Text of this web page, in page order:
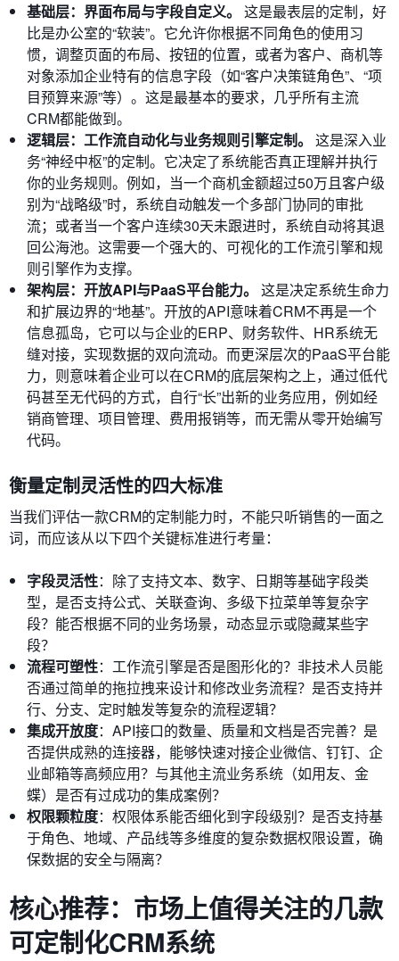
基础层：界面布局与字段自定义。 这是最表层的定制，好
比是办公室的“软装”。它允许你根据不同角色的使用习
惯，调整页面的布局、按钮的位置，或者为客户、商机等
对象添加企业特有的信息字段（如“客户决策链角色”、“项
目预算来源”等）。这是最基本的要求，几乎所有主流
CRM都能做到。
逻辑层：工作流自动化与业务规则引擎定制。 这是深入业
务“神经中枢”的定制。它决定了系统能否真正理解并执行
你的业务规则。例如，当一个商机金额超过50万且客户级
别为“战略级”时，系统自动触发一个多部门协同的审批
流；或者当一个客户连续30天未跟进时，系统自动将其退
回公海池。这需要一个强大的、可视化的工作流引擎和规
则引擎作为支撑。
架构层：开放API与PaaS平台能力。 这是决定系统生命力
和扩展边界的“地基”。开放的API意味着CRM不再是一个
信息孤岛，它可以与企业的ERP、财务软件、HR系统无
缝对接，实现数据的双向流动。而更深层次的PaaS平台能
力，则意味着企业可以在CRM的底层架构之上，通过低代
码甚至无代码的方式，自行“长”出新的业务应用，例如经
销商管理、项目管理、费用报销等，而无需从零开始编写
代码。
衡量定制灵活性的四大标准
当我们评估一款CRM的定制能力时，不能只听销售的一面之
词，而应该从以下四个关键标准进行考量：
字段灵活性：除了支持文本、数字、日期等基础字段类
型，是否支持公式、关联查询、多级下拉菜单等复杂字
段？能否根据不同的业务场景，动态显示或隐藏某些字
段？
流程可塑性：工作流引擎是否是图形化的？非技术人员能
否通过简单的拖拉拽来设计和修改业务流程？是否支持并
行、分支、定时触发等复杂的流程逻辑？
集成开放度：API接口的数量、质量和文档是否完善？是
否提供成熟的连接器，能够快速对接企业微信、钉钉、企
业邮箱等高频应用？与其他主流业务系统（如用友、金
蝶）是否有过成功的集成案例？
权限颗粒度：权限体系能否细化到字段级别？是否支持基
于角色、地域、产品线等多维度的复杂数据权限设置，确
保数据的安全与隔离？
核心推荐：市场上值得关注的几款
可定制化CRM系统